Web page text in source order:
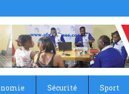
Sécurité Sport